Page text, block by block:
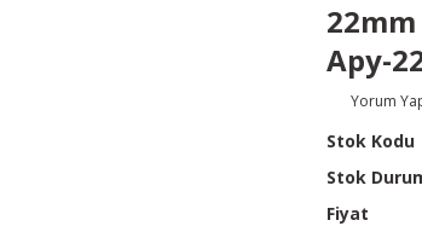
Apy-
Yorum
Stok Kodu
Stok
Fiyat